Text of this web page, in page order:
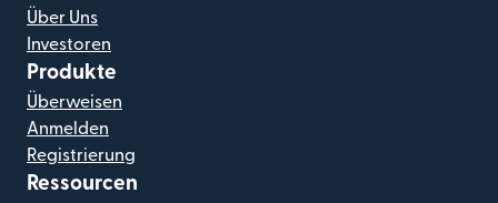
Über Uns
Investoren
Produkte
Überweisen
Anmelden
Registrierung
Ressourcen